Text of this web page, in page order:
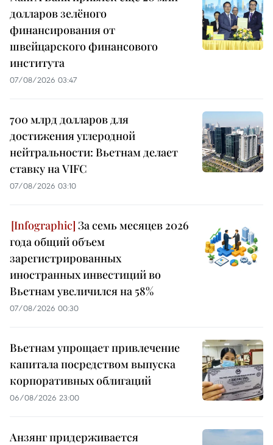
долларов зелёного
финансирования от
швейцарского финансового
института
07/08/2026 03:47
700 млрд долларов для
достижения углеродной
нейтральности: Вьетнам делает
ставку на VIFC
07/08/2026 03:10
За семь месяцев 2026
года общий объем
зарегистрированных
иностранных инвестиций во
Вьетнам увеличился на 58%
07/08/2026 00:30
Вьетнам упрощает привлечение
капитала посредством выпуска
корпоративных облигаций
06/08/2026 23:00
Анзянг придерживается